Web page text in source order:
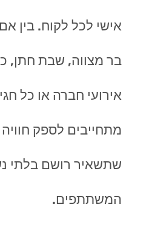
אישי לכל לקוח. בין
בר מצווה, שבת חתן,
אירועי חברה או כל
מתחייבים לספק חוויה
שתשאיר רושם בלתי
המשתתפים.